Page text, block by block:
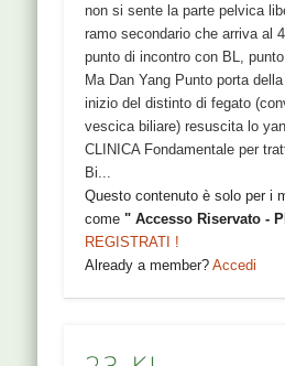
non si sente la parte pelvica
ramo secondario che arriva al
punto di incontro con BL,
Ma Dan Yang Punto porta
inizio del distinto di fegato
vescica biliare) resuscita lo
CLINICA Fondamentale per
Bi...
Questo contenuto è solo per i
come" Accesso Riservato -
REGISTRATI !
Already a member?Accedi